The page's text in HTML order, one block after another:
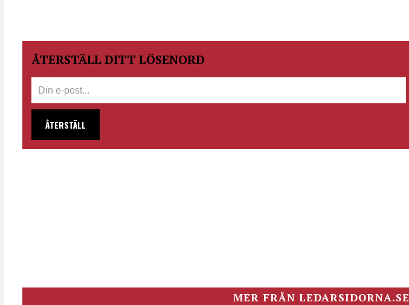
ÅTERSTÄLL DITT LÖSENORD
ÅTERSTÄLL
MER FRÅN LEDARSIDORNA.SE